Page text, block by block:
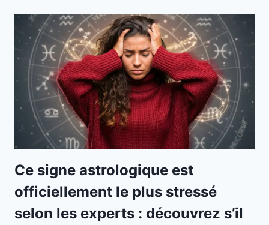
Ce signe astrologique est
officiellement le plus stressé
selon les experts : découvrez s’il